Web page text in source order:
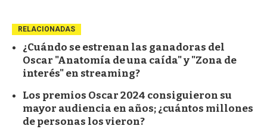
RELACIONADAS
¿Cuándo se estrenan las ganadoras del
Oscar "Anatomía de una caída" y "Zona de
interés" en streaming?
Los premios Oscar 2024 consiguieron su
mayor audiencia en años; ¿cuántos millones
de personas los vieron?